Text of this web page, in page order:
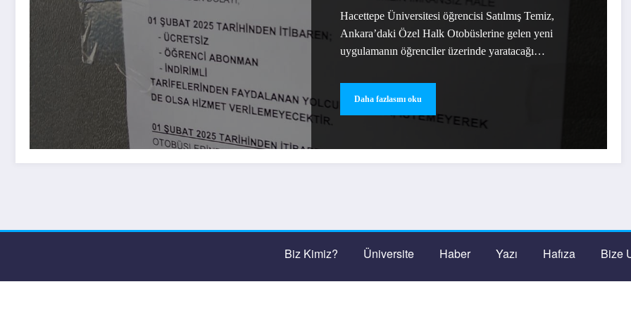
Hacettepe Üniversitesi öğrencisi Satılmış Temiz,
Ankara’daki Özel Halk Otobüslerine gelen yeni
uygulamanın öğrenciler üzerinde yaratacağı…
Daha fazlasını oku
Biz Kimiz? Üniversite Haber Yazı Hafıza Bize